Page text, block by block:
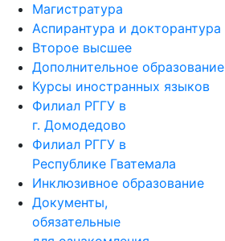
Магистратура
Аспирантура и докторантура
Второе высшее
Дополнительное образование
Курсы иностранных языков
Филиал РГГУ в
г. Домодедово
Филиал РГГУ в
Республике Гватемала
Инклюзивное образование
Документы,
обязательные